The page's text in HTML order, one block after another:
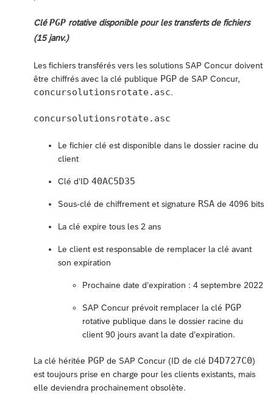
CléPGP rotative disponible pour les transferts de fichiers
(15 janv.)
Les fichiers transférés vers les solutions SAP Concur doivent
être chiffrés avec la clé publique PGP de SAP Concur,
concursolutionsrotate.asc.
concursolutionsrotate.asc
Le fichier clé est disponible dans le dossier racine du
client
Clé d’ID 40AC5D35
Sous-clé de chiffrement et signature RSA de 4096 bits
La clé expire tous les 2 ans
Le client est responsable de remplacer la clé avant
son expiration
Prochaine date d’expiration : 4 septembre 2022
SAP Concur prévoit remplacer la clé PGP
rotative publique dans le dossier racine du
client 90 jours avant la date d’expiration.
La clé héritée PGP de SAP Concur (ID de clé D4D727C0)
est toujours prise en charge pour les clients existants, mais
elle deviendra prochainement obsolète.